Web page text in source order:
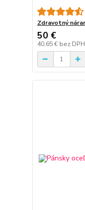
Zdravotný
50 €
40,65 € bez DPH